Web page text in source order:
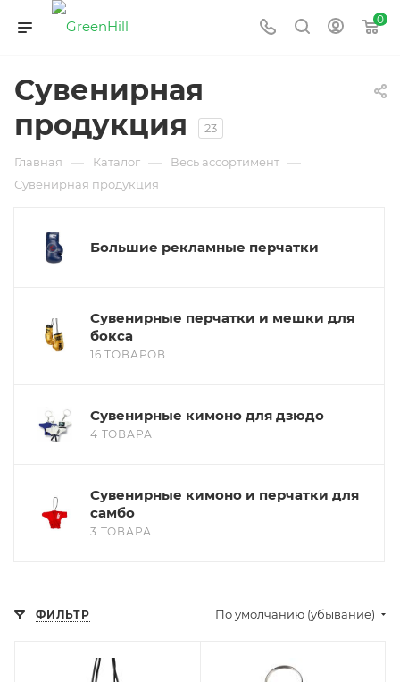
0
Сувенирная
продукция
23
Главная — Каталог — Весь ассортимент —
Сувенирная продукция
Большие рекламные перчатки
Сувенирные перчатки и мешки для
бокса
16 ТОВАРОВ
Сувенирные кимоно для дзюдо
4 ТОВАРА
Сувенирные кимоно и перчатки для
самбо
3 ТОВАРА
ФИЛЬТР По умолчанию (убывание)